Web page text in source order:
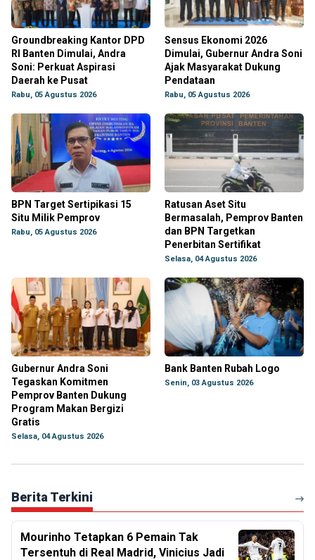
Groundbreaking Kantor DPD
RI Banten Dimulai, Andra
Soni: Perkuat Aspirasi
Daerah ke Pusat
Rabu, 05 Agustus 2026
Sensus Ekonomi 2026
Dimulai, Gubernur Andra Soni
Ajak Masyarakat Dukung
Pendataan
Rabu, 05 Agustus 2026
BPN Target Sertipikasi 15
Situ Milik Pemprov
Rabu, 05 Agustus 2026
Ratusan Aset Situ
Bermasalah, Pemprov Banten
dan BPN Targetkan
Penerbitan Sertifikat
Selasa, 04 Agustus 2026
Gubernur Andra Soni
Tegaskan Komitmen
Pemprov Banten Dukung
Program Makan Bergizi
Gratis
Selasa, 04 Agustus 2026
Bank Banten Rubah Logo
Senin, 03 Agustus 2026
Berita Terkini
Mourinho Tetapkan 6 Pemain Tak
Tersentuh di Real Madrid, Vinicius Jadi